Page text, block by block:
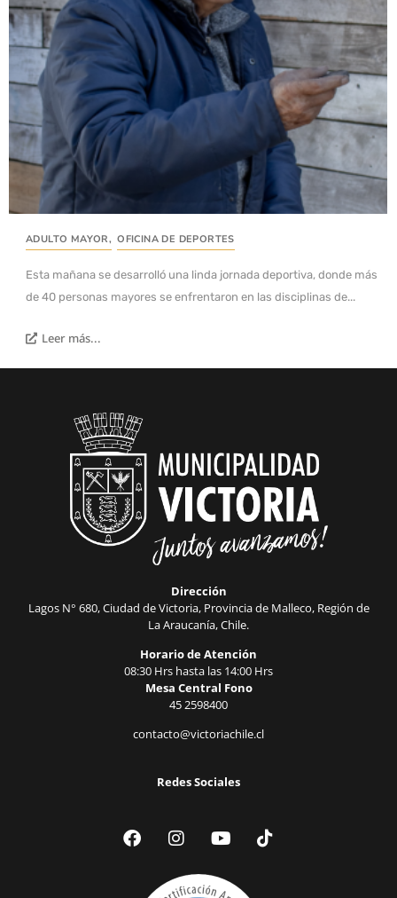
ADULTO MAYOR, OFICINA DE DEPORTES
Esta mañana se desarrolló una linda jornada deportiva, donde más
de 40 personas mayores se enfrentaron en las disciplinas de...
Leer más...
Dirección
Lagos N° 680, Ciudad de Victoria, Provincia de Malleco, Región de
La Araucanía, Chile.
Horario de Atención
08:30 Hrs hasta las 14:00 Hrs
Mesa Central Fono
45 2598400
contacto@victoriachile.cl
Redes Sociales